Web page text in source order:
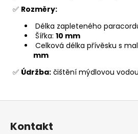
✅ Rozměry:
Délka zapleteného
Šířka: 10 mm
Celková délka přívěsku s
mm
✅ Údržba: čištění mýdlovou
Z
Kontakt